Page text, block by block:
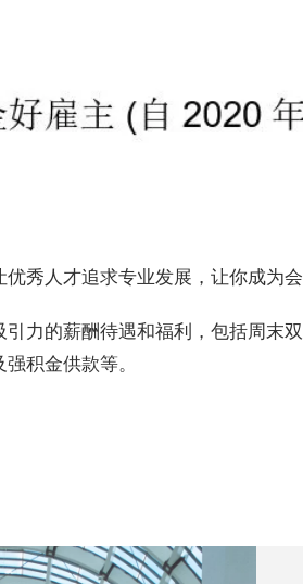
秀人才追求专业发展，让你成为会
力的薪酬待遇和福利，包括周末
积金供款等。